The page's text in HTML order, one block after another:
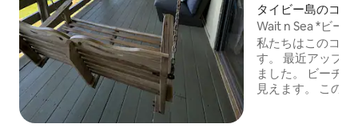
タイビー島のコン
ム
Wait n Sea *ビー
私たちはこのコン
す。 最近アップグレードされ、改装され
ました。 ビーチと海の素晴らしい景色が
見えます。 このコンドミニアムには、プ